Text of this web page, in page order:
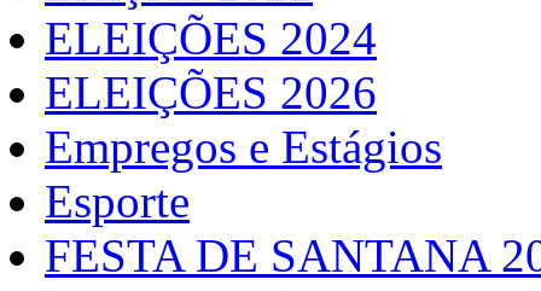
ELEIÇÕES 2024
ELEIÇÕES 2026
Empregos e Estágios
Esporte
FESTA DE SANTANA